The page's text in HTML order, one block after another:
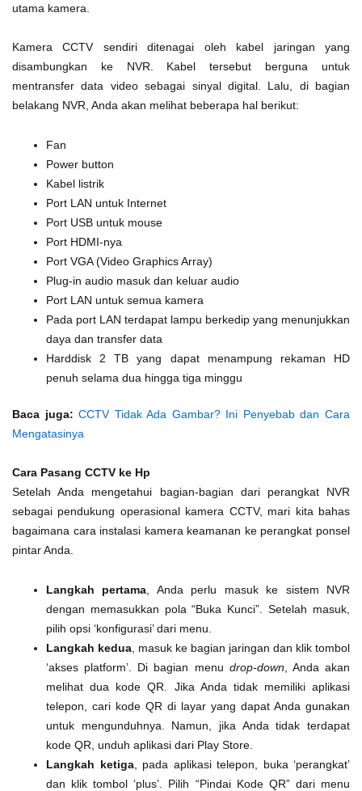
utama kamera.
Kamera CCTV sendiri ditenagai oleh kabel jaringan yang
disambungkan ke NVR. Kabel tersebut berguna untuk
mentransfer data video sebagai sinyal digital. Lalu, di bagian
belakang NVR, Anda akan melihat beberapa hal berikut:
Fan
Power button
Kabel listrik
Port LAN untuk Internet
Port USB untuk mouse
Port HDMI-nya
Port VGA (Video Graphics Array)
Plug-in audio masuk dan keluar audio
Port LAN untuk semua kamera
Pada port LAN terdapat lampu berkedip yang menunjukkan
daya dan transfer data
Harddisk 2 TB yang dapat menampung rekaman HD
penuh selama dua hingga tiga minggu
Baca juga: CCTV Tidak Ada Gambar? Ini Penyebab dan Cara
Mengatasinya
Cara Pasang CCTV ke Hp
Setelah Anda mengetahui bagian-bagian dari perangkat NVR
sebagai pendukung operasional kamera CCTV, mari kita bahas
bagaimana cara instalasi kamera keamanan ke perangkat ponsel
pintar Anda.
Langkah pertama , Anda perlu masuk ke sistem NVR
dengan memasukkan pola “Buka Kunci”. Setelah masuk,
pilih opsi ‘konfigurasi’ dari menu.
Langkah kedua , masuk ke bagian jaringan dan klik tombol
‘akses platform’. Di bagian menu drop-down , Anda akan
melihat dua kode QR. Jika Anda tidak memiliki aplikasi
telepon, cari kode QR di layar yang dapat Anda gunakan
untuk mengunduhnya. Namun, jika Anda tidak terdapat
kode QR, unduh aplikasi dari Play Store.
Langkah ketiga, pada aplikasi telepon, buka ‘perangkat’
dan klik tombol ‘plus’. Pilih “Pindai Kode QR” dari menu